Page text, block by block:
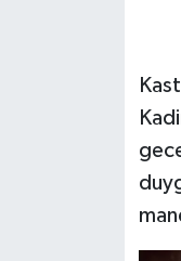
Ulusal
Teknoloji
Siyaset